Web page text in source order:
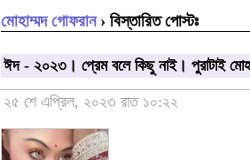
মোহাম্মদ গোফরান› বিস্তারিত পোস্টঃ
ঈদ - ২০২৩। প্রেম বলে কিছু নাই। পুরাটাই
২৫ শে এপ্রিল, ২০২৩ রাত ১০:২২